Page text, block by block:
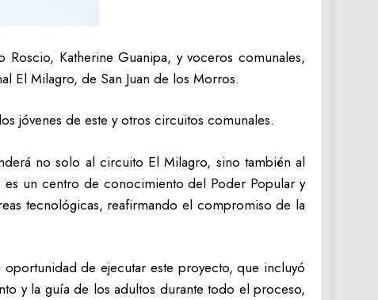
Katherine Guanipa, y voceros comunales,
El Milagro, de San Juan de los Morros.
jóvenes de este y otros circuitos comunales.
no solo al circuito El Milagro, sino también al
un centro de conocimiento del Poder Popular y
tecnológicas, reafirmando el compromiso de la
de ejecutar este proyecto, que incluyó
y la guía de los adultos durante todo el proceso,